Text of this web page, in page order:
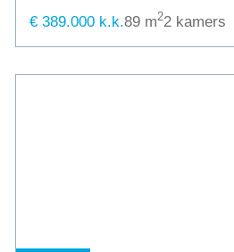
€ 389.000 k.k.89 m22 kamers